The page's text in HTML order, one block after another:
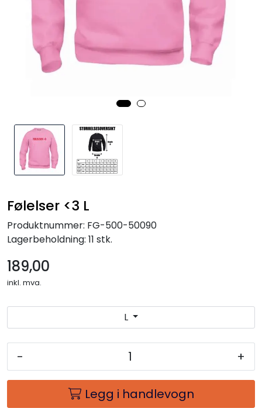
Følelser <3 L
Produktnummer: FG-500-50090
Lagerbeholdning: 11 stk.
189,00
inkl. mva.
L
- +
Legg i handlevogn
Kurs og arrangementer